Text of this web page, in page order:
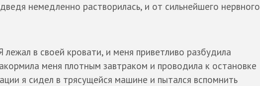
немедленно растворилась, и от сильнейшего нервного
в своей кровати, и меня приветливо разбудила
меня плотным завтраком и проводила к остановке
я сидел в трясущейся машине и пытался вспомнить